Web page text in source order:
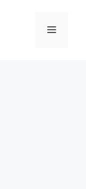
메